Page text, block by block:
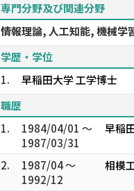
専門分野及び関連分野
情報理論, 人工知能, 機械学
学歴・学位
1.
早稲田大学 工学博士
職歴
1.
1984/04/01 ～
1987/03/31
早稲
2.
1987/04 ～
1992/12
相模